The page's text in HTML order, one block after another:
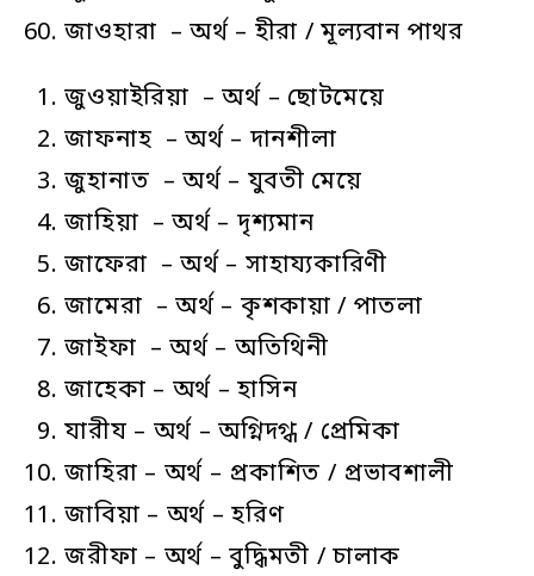
জাওহারা – অর্থ – হীরা / মূল্যবান পাথর
জুওয়াইরিয়া – অর্থ – ছোটমেয়ে
জাফনাহ – অর্থ – দানশীলা
জুহানাত – অর্থ – যুবতী মেয়ে
জাহিয়া – অর্থ – দৃশ্যমান
জাফেরা – অর্থ – সাহায্যকারিণী
জামেরা – অর্থ – কৃশকায়া / পাতলা
জাইফা – অর্থ – অতিথিনী
জাহেকা – অর্থ – হাসিন
যারীয – অর্থ – অগ্নিদগ্ধ / প্রেমিকা
জাহিরা – অর্থ – প্রকাশিত / প্রভাবশালী
জাবিয়া – অর্থ – হরিণ
জরীফা – অর্থ – বুদ্ধিমতী / চালাক